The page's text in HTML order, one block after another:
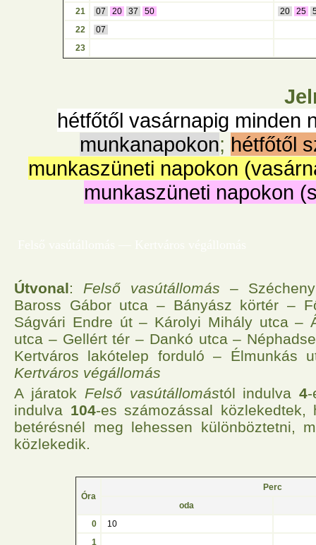
21
07 20 37 50 20 25
22
07
23
hétfőtől vasárnapig minden
munkanapokon; hétfőtől
munkaszüneti napokon
munkaszüneti napokon
Útvonal: Felső vasútállomás –
Baross Gábor utca – Bányász körtér –
Ságvári Endre út – Károlyi Mihály utca –
utca – Gellért tér – Dankó utca –
Kertváros lakótelep forduló – Élmunkás
Kertváros végállomás
A járatok Felső vasútállomástól indulva4
indulva 104-es számozással
betérésnél meg lehessen különböztetni,
közlekedik.
Óra
Perc
oda
0
10
1